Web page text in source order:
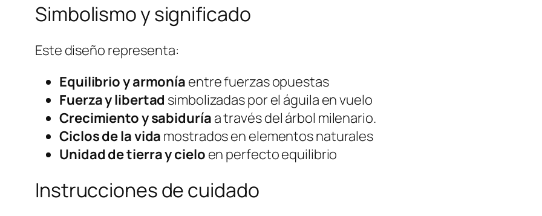
Simbolismo y significado
Este diseño representa:
Equilibrio y armonía entre fuerzas opuestas
Fuerza y libertad simbolizadas por el águila en vuelo
Crecimiento y sabiduría a través del árbol milenario.
Ciclos de la vida mostrados en elementos naturales
Unidad de tierra y cielo en perfecto equilibrio
Instrucciones de cuidado